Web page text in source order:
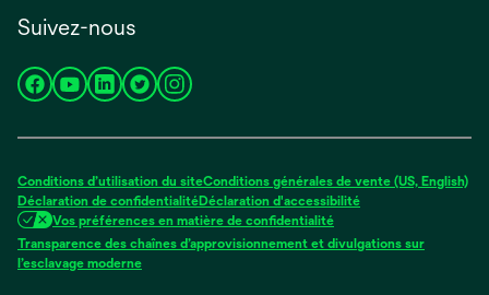
Suivez-nous
s’ouvre
nouvel
onglet
s’ouvre
nouvel
onglet
s’ouvre
nouvel
onglet
s’ouvre
nouvel
onglet
s’ouvre
nouvel
onglet
Conditions d’utilisation du siteConditions générales de vente (US, English)
Déclaration de confidentialitéDéclaration d'accessibilité
Vos préférences en matière de confidentialité
Transparence des chaînes d’approvisionnement et divulgations sur
l’esclavage modernes’ouvre